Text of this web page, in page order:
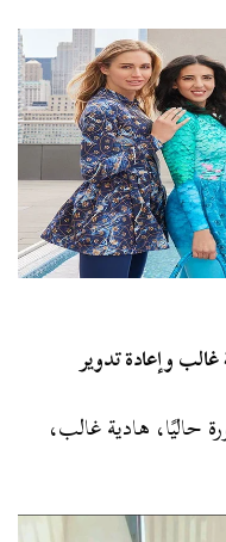
وإعادة تدوير
حاليًا، هادية غالب،